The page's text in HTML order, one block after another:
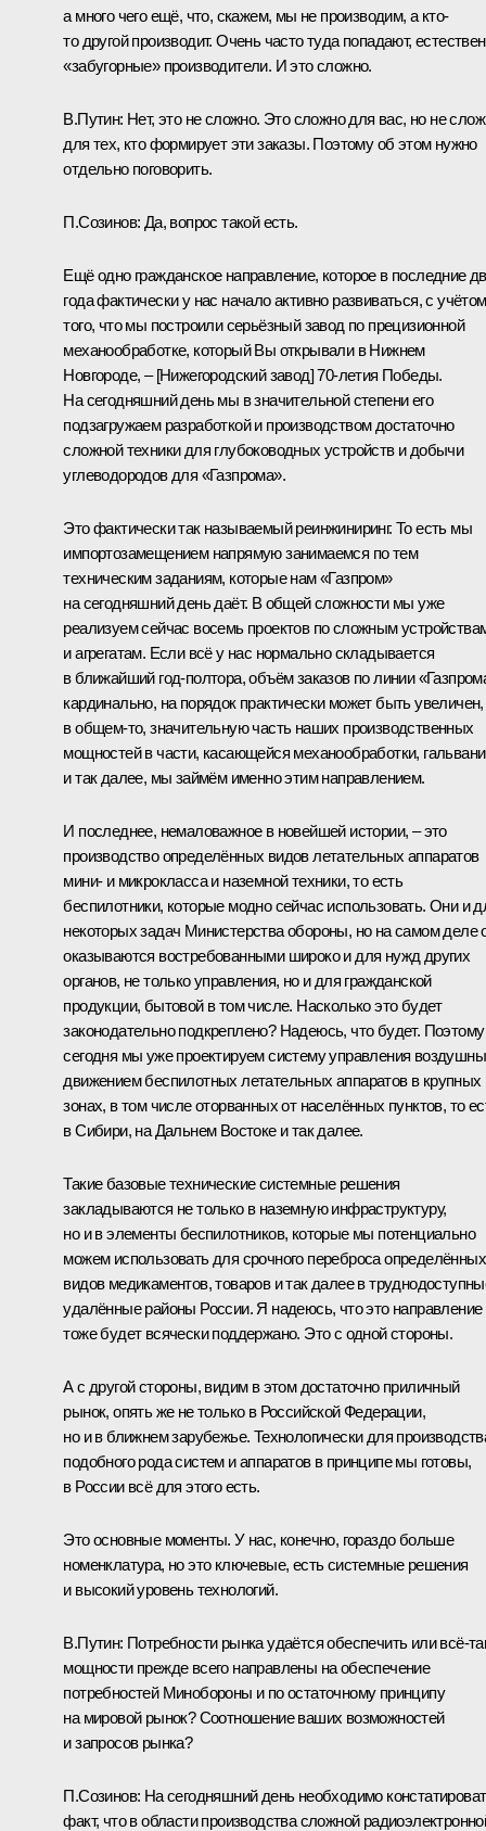
а много чего ещё, что, скажем, мы не производим, а кто-
то другой производит. Очень часто туда попадают,
«забугорные» производители. И это сложно.
В.Путин: Нет, это не сложно. Это сложно для вас, но не
для тех, кто формирует эти заказы. Поэтому об этом нужно
отдельно поговорить.
П.Созинов: Да, вопрос такой есть.
Ещё одно гражданское направление, которое в последние
года фактически у нас начало активно развиваться, с учётом
того, что мы построили серьёзный завод по прецизионной
механообработке, который Вы открывали в Нижнем
Новгороде, – [Нижегородский завод] 70-летия Победы.
На сегодняшний день мы в значительной степени его
подзагружаем разработкой и производством достаточно
сложной техники для глубоководных устройств и добычи
углеводородов для «Газпрома».
Это фактически так называемый реинжиниринг. То есть мы
импортозамещением напрямую занимаемся по тем
техническим заданиям, которые нам «Газпром»
на сегодняшний день даёт. В общей сложности мы уже
реализуем сейчас восемь проектов по сложным
и агрегатам. Если всё у нас нормально складывается
в ближайший год-полтора, объём заказов по линии
кардинально, на порядок практически может быть увеличен,
в общем-то, значительную часть наших производственных
мощностей в части, касающейся механообработки,
и так далее, мы займём именно этим направлением.
И последнее, немаловажное в новейшей истории, – это
производство определённых видов летательных аппаратов
мини- и микрокласса и наземной техники, то есть
беспилотники, которые модно сейчас использовать. Они и
некоторых задач Министерства обороны, но на самом деле
оказываются востребованными широко и для нужд других
органов, не только управления, но и для гражданской
продукции, бытовой в том числе. Насколько это будет
законодательно подкреплено? Надеюсь, что будет. Поэтому
сегодня мы уже проектируем систему управления
движением беспилотных летательных аппаратов в крупных
зонах, в том числе оторванных от населённых пунктов, то
в Сибири, на Дальнем Востоке и так далее.
Такие базовые технические системные решения
закладываются не только в наземную инфраструктуру,
но и в элементы беспилотников, которые мы потенциально
можем использовать для срочного переброса определённых
видов медикаментов, товаров и так далее в
удалённые районы России. Я надеюсь, что это направление
тоже будет всячески поддержано. Это с одной стороны.
А с другой стороны, видим в этом достаточно приличный
рынок, опять же не только в Российской Федерации,
но и в ближнем зарубежье. Технологически для
подобного рода систем и аппаратов в принципе мы готовы,
в России всё для этого есть.
Это основные моменты. У нас, конечно, гораздо больше
номенклатура, но это ключевые, есть системные решения
и высокий уровень технологий.
В.Путин: Потребности рынка удаётся обеспечить или всё-
мощности прежде всего направлены на обеспечение
потребностей Минобороны и по остаточному принципу
на мировой рынок? Соотношение ваших возможностей
и запросов рынка?
П.Созинов: На сегодняшний день необходимо
факт, что в области производства сложной